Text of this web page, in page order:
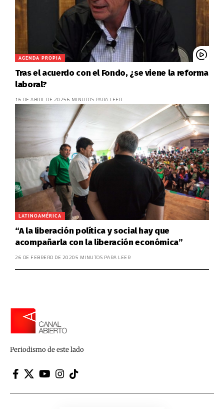
AGENDA PROPIA
Tras el acuerdo con el Fondo, ¿se viene la reforma
laboral?
16 DE ABRIL DE 20256 MINUTOS PARA LEER
LATINOAMÉRICA
“A la liberación política y social hay que
acompañarla con la liberación económica”
26 DE FEBRERO DE 20205 MINUTOS PARA LEER
Periodismo de este lado